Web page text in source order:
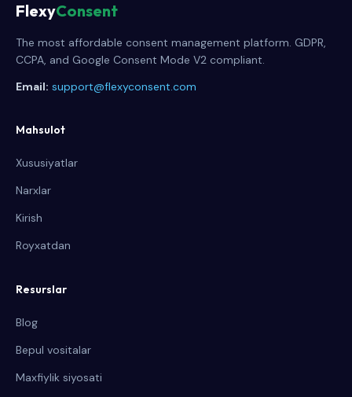
FlexyConsent
The most affordable consent management platform. GDPR,
CCPA, and Google Consent Mode V2 compliant.
Email: support@flexyconsent.com
Mahsulot
Xususiyatlar
Narxlar
Kirish
Royxatdan
Resurslar
Blog
Bepul vositalar
Maxfiylik siyosati